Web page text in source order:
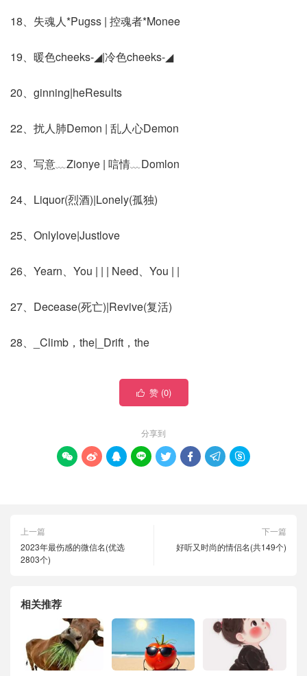
18、失魂人*Pugss | 控魂者*Monee
19、暖色cheeks-◢|冷色cheeks-◢
20、ginning|heResults
22、扰人肺Demon | 乱人心Demon
23、写意﹏Zionye | 唁情﹏Domlon
24、Liquor(烈酒)|Lonely(孤独)
25、Onlylove|Justlove
26、Yearn、You | | | Need、You | |
27、Decease(死亡)|Revive(复活)
28、_Climb，the|_Drift，the
 赞 (0)
分享到
       
上一篇
2023年最伤感的微信名(优选
2803个)
下一篇
好听又时尚的情侣名(共149个)
相关推荐